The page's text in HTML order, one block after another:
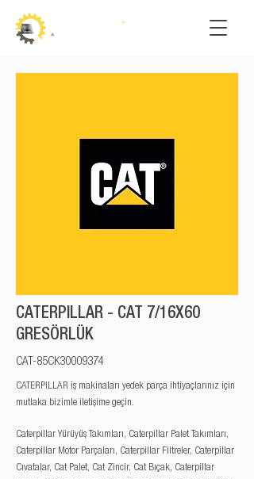
CATERPILLAR - CAT 7/16X60
GRESÖRLÜK
CAT-85CK30009374
CATERPILLAR iş makinaları yedek parça ihtiyaçlarınız için
mutlaka bizimle iletişime geçin.
Caterpillar Yürüyüş Takımları, Caterpillar Palet Takımları,
Caterpillar Motor Parçaları, Caterpillar Filtreler, Caterpillar
Cıvatalar, Cat Palet, Cat Zincir, Cat Bıçak, Caterpillar